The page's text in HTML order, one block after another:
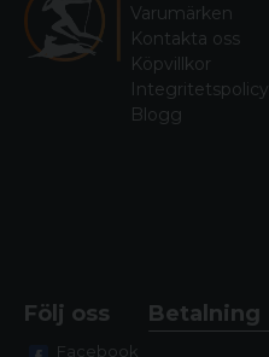
Varumärken
Kontakta oss
Köpvillkor
Integritetspolicy
Blogg
Följ oss
Facebook
Betalning